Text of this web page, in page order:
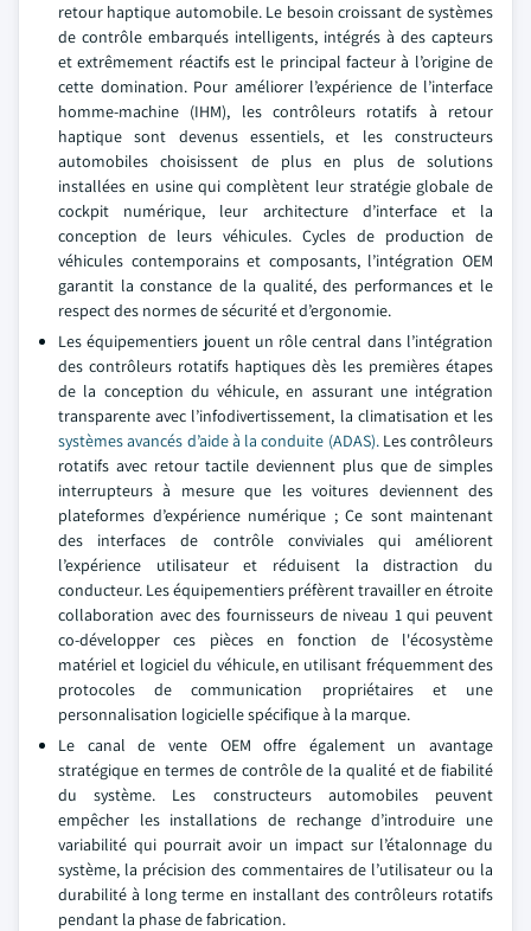
retour haptique automobile. Le besoin croissant de systèmes
de contrôle embarqués intelligents, intégrés à des capteurs
et extrêmement réactifs est le principal facteur à l’origine de
cette domination. Pour améliorer l’expérience de l’interface
homme-machine (IHM), les contrôleurs rotatifs à retour
haptique sont devenus essentiels, et les constructeurs
automobiles choisissent de plus en plus de solutions
installées en usine qui complètent leur stratégie globale de
cockpit numérique, leur architecture d’interface et la
conception de leurs véhicules. Cycles de production de
véhicules contemporains et composants, l’intégration OEM
garantit la constance de la qualité, des performances et le
respect des normes de sécurité et d’ergonomie.
Les équipementiers jouent un rôle central dans l’intégration
des contrôleurs rotatifs haptiques dès les premières étapes
de la conception du véhicule, en assurant une intégration
transparente avec l’infodivertissement, la climatisation et les
systèmes avancés d’aide à la conduite (ADAS).Les contrôleurs
rotatifs avec retour tactile deviennent plus que de simples
interrupteurs à mesure que les voitures deviennent des
plateformes d’expérience numérique ; Ce sont maintenant
des interfaces de contrôle conviviales qui améliorent
l’expérience utilisateur et réduisent la distraction du
conducteur. Les équipementiers préfèrent travailler en étroite
collaboration avec des fournisseurs de niveau 1 qui peuvent
co-développer ces pièces en fonction de l'écosystème
matériel et logiciel du véhicule, en utilisant fréquemment des
protocoles de communication propriétaires et une
personnalisation logicielle spécifique à la marque.
Le canal de vente OEM offre également un avantage
stratégique en termes de contrôle de la qualité et de fiabilité
du système. Les constructeurs automobiles peuvent
empêcher les installations de rechange d’introduire une
variabilité qui pourrait avoir un impact sur l’étalonnage du
système, la précision des commentaires de l’utilisateur ou la
durabilité à long terme en installant des contrôleurs rotatifs
pendant la phase de fabrication.